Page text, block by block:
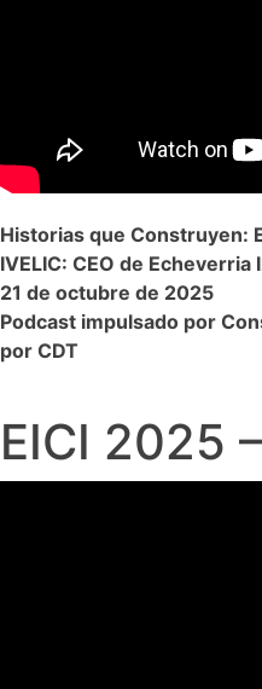
Historias que Construyen:
IVELIC: CEO de Echeverria
21 de octubre de 2025
Podcast impulsado por
por CDT
EICI 2025